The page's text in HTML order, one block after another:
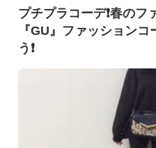
プチプラコーデ❗️春の
『GU』ファッション
う❗️